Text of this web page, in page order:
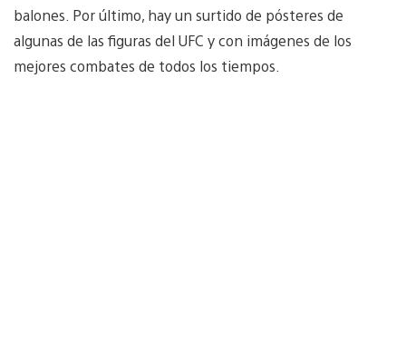
balones. Por último, hay un surtido de pósteres de
algunas de las figuras del UFC y con imágenes de los
mejores combates de todos los tiempos.